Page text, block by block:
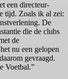
een directeur-
tijd. Zoals ik al zei:
De
die de clubs
de
nu een gelopen
gevraagd.
Voetbal.”